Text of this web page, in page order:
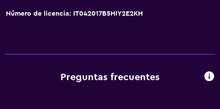
Número de licencia: IT042017B5HIY2E2KH
Preguntas frecuentes